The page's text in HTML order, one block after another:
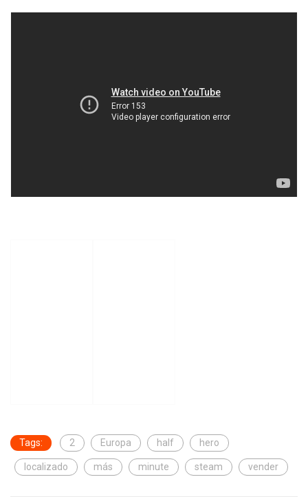
Tags: 2 Europa half hero
localizado más minute steam vender